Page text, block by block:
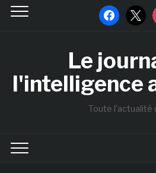
facebook
x
Le
l'intelligence
Toute l'actualité